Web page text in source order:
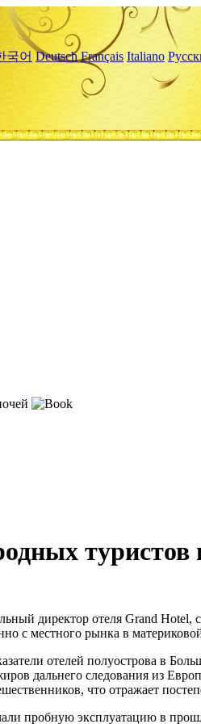
국어 Deutsch Français Italiano
туристов
директор отеля Grand Hotel,
с местного рынка в
отелей полуострова в
дальнего следования из
что отражает
пробную эксплуатацию в